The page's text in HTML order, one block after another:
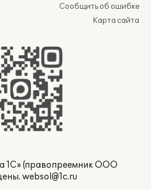
Сообщить об ошибке
Карта сайта
1С» (правопреемник ООО
websol@1c.ru